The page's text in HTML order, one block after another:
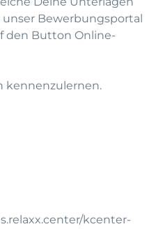
Bewerbungsportal
den Button Online-
kennenzulernen.
kcenter-